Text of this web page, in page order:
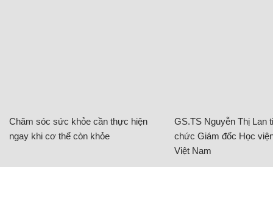
Chăm sóc sức khỏe cần thực hiện
ngay khi cơ thể còn khỏe
GS.TS Nguyễn Thị Lan
chức Giám đốc Học
Việt Nam